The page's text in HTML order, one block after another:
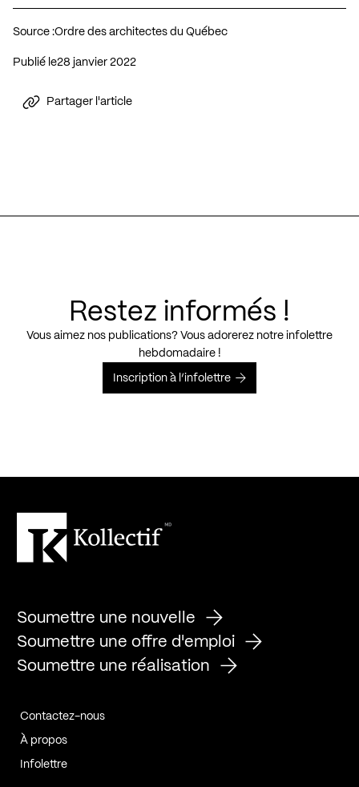
Source :Ordre des architectes du Québec
Publié le 28 janvier 2022
Partager l'article
Restez informés !
Vous aimez nos publications? Vous adorerez notre infolettre
hebdomadaire !
Inscription à l’infolettre
Soumettre une nouvelle
Soumettre une offre d'emploi
Soumettre une réalisation
Contactez-nous
À propos
Infolettre